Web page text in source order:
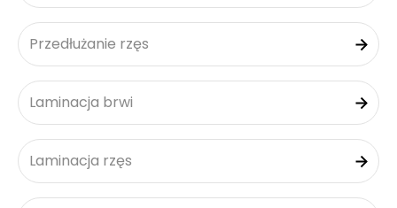
Przedłużanie rzęs
Laminacja brwi
Laminacja rzęs